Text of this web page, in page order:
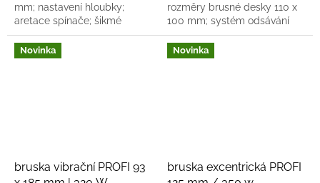
mm; nastavení hloubky;
aretace spínače; šikmé
hoblování; otáčky 15 000 ot.
za min.; hmotnost 3 kg
rozměry brusné desky 110 x
100 mm; systém odsávání
prachu; 14500 ot./min;
hmotnost 1,3 kg
Novinka
bruska vibrační PROFI 93
Novinka
bruska excentrická PROFI